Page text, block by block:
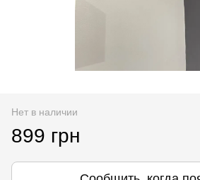
Нет в наличии
899 грн